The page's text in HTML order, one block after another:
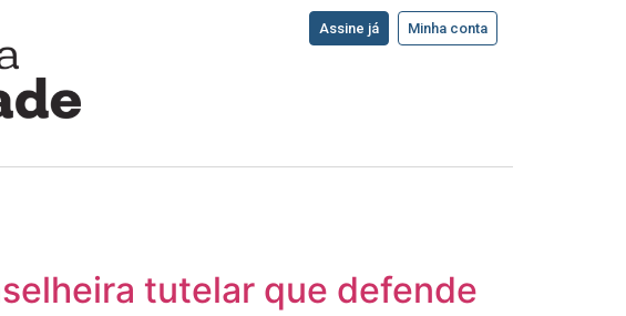
Assine já Minha conta
tutelar que defende